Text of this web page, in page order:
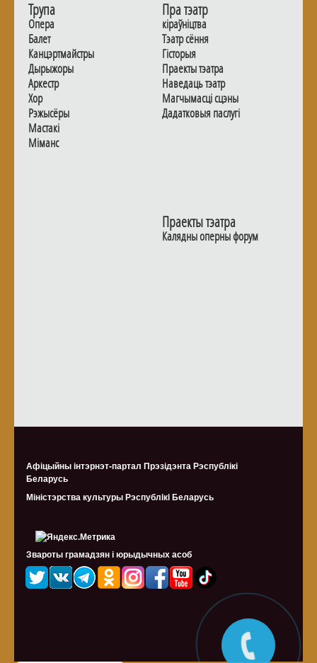
Трупа
Опера
Балет
Канцэртмайстры
Дырыжоры
Аркестр
Хор
Рэжысёры
Мастакі
Мiманс
Пра тэатр
кіраўніцтва
Тэатр сёння
Гiсторыя
Праекты тэатра
Наведаць тэатр
Магчымасцi сцэны
Дадаткoвыя паслугi
Праекты тэатра
Калядны оперны форум
Афіцыйны інтэрнэт-партал Прэзідэнта Рэспублікі
Беларусь
Міністэрства культуры Рэспублiкi Беларусь
Звароты грамадзян і юрыдычных асоб